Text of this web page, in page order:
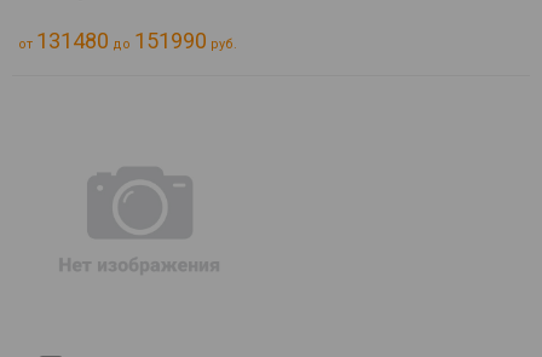
от 131480 до 151990 руб.